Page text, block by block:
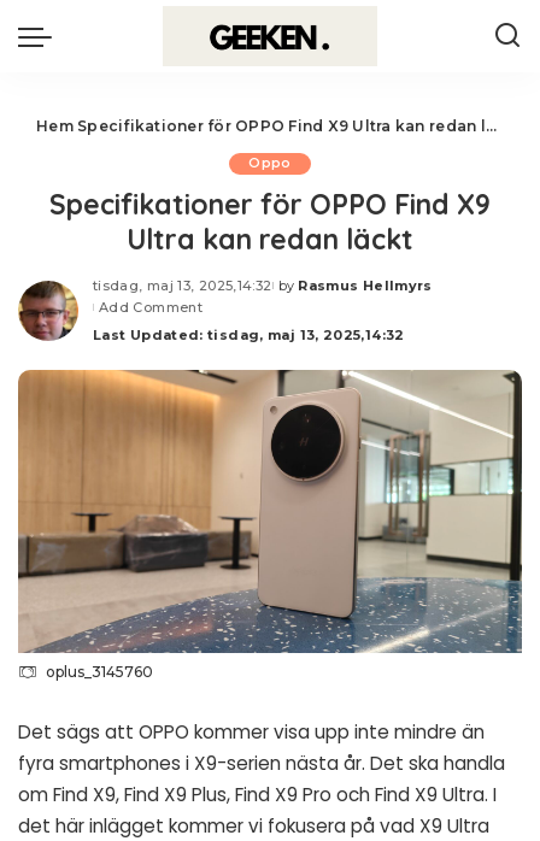
Hem Specifikationer för OPPO Find X9 Ultra kan redan läckt
Oppo
Specifikationer för OPPO Find X9
Ultra kan redan läckt
tisdag, maj 13, 2025,14:32
Posted
by Rasmus Hellmyrs
Add Comment
Last Updated: tisdag, maj 13, 2025,14:32
oplus_3145760
Det sägs att OPPO kommer visa upp inte mindre än
fyra smartphones i X9-serien nästa år. Det ska handla
om Find X9, Find X9 Plus, Find X9 Pro och Find X9 Ultra. I
det här inlägget kommer vi fokusera på vad X9 Ultra